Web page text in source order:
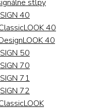
stĺpy
40
40
40
50
70
71
72